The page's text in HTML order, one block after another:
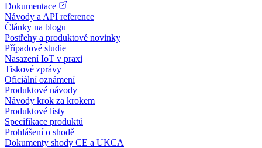
Dokumentace
Návody a API reference
Články na blogu
Postřehy a produktové novinky
Případové studie
Nasazení IoT v praxi
Tiskové zprávy
Oficiální oznámení
Produktové návody
Návody krok za krokem
Produktové listy
Specifikace produktů
Prohlášení o shodě
Dokumenty shody CE a UKCA